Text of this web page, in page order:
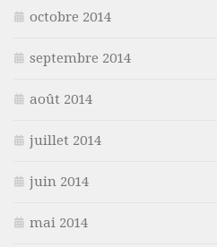
octobre 2014
septembre 2014
août 2014
juillet 2014
juin 2014
mai 2014